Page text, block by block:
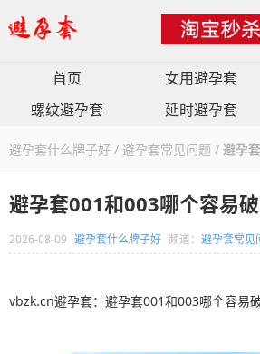
首页 女用避孕套
螺纹避孕套
延时避孕套
避孕套什么牌子好 / 避孕套常见问题 / 避孕
避孕套001和003哪个容易破
2026-08-09 避孕套什么牌子好 频道： 避孕套常见
vbzk.cn避孕套：避孕套001和003哪个容易